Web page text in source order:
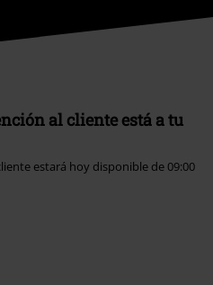
al cliente está a tu
estará hoy disponible de 09:00